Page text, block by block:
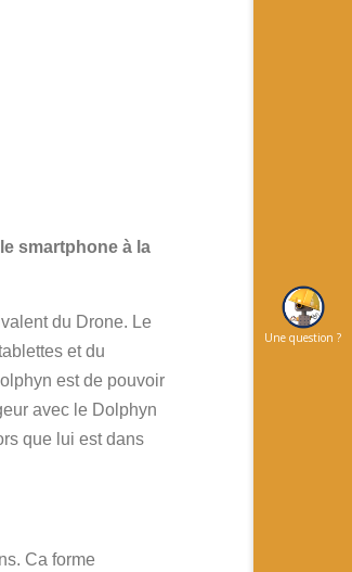
smartphone à la
du Drone. Le
et du
est de pouvoir
avec le Dolphyn
que lui est dans
Ca forme
Une question ?